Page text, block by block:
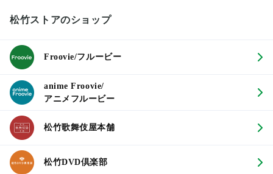
松竹ストアのショップ
Froovie/フルービー
anime Froovie/
アニメフルービー
松竹歌舞伎屋本舗
松竹DVD倶楽部